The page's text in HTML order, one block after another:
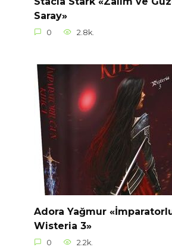
Saray»
0 2.8k.
Adora Yağmur
Wisteria 3»
0 2.2k.